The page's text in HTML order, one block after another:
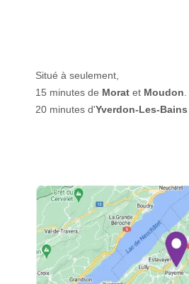
Situé à seulement,
15 minutes de Morat et Moudon
20 minutes d'Yverdon-Les-Bains